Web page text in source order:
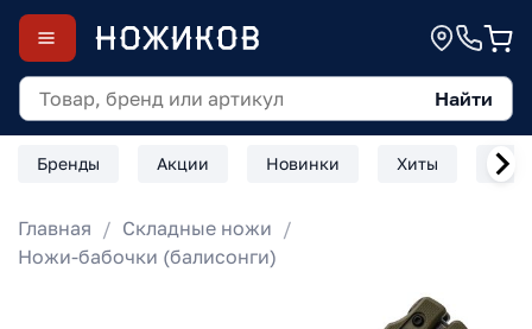
Найти
Бренды Акции Новинки Хиты
Главная
Складные ножи
Ножи-бабочки (балисонги)